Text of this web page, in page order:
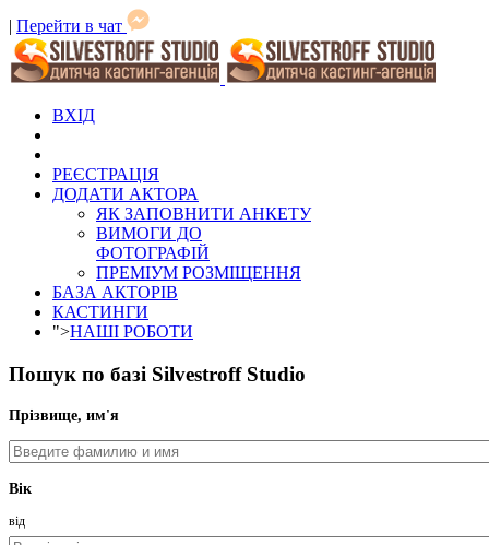
| Перейти в чат
ВХІД
РЕЄСТРАЦІЯ
ДОДАТИ АКТОРА
ЯК ЗАПОВНИТИ АНКЕТУ
ВИМОГИ ДО
ФОТОГРАФІЙ
ПРЕМІУМ РОЗМІЩЕННЯ
БАЗА АКТОРІВ
КАСТИНГИ
">НАШІ РОБОТИ
Пошук по базі Silvestroff Studio
Прізвище, им'я
Вік
від